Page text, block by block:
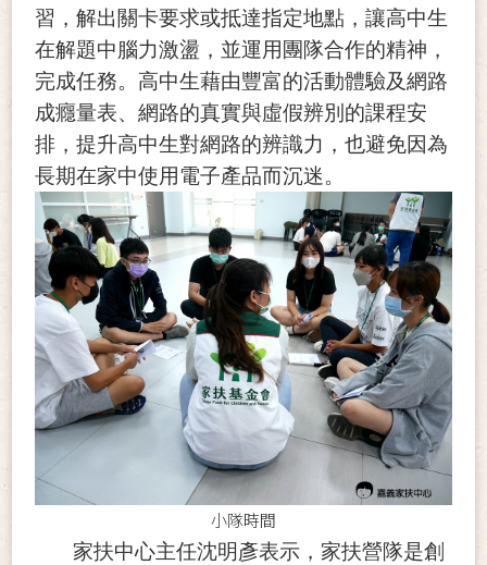
習，解出關卡要求或抵達指定地點，讓高中生
在解題中腦力激盪，並運用團隊合作的精神，
完成任務。高中生藉由豐富的活動體驗及網路
成癮量表、網路的真實與虛假辨別的課程安
排，提升高中生對網路的辨識力，也避免因為
長期在家中使用電子產品而沉迷。
小隊時間
家扶中心主任沈明彥表示，家扶營隊是創